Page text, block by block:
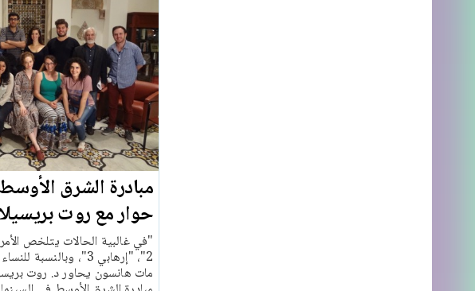
مبادرة الشرق
حوار مع روت
2"، "إرهابي 3"،
مات هانسون يحاور د. روت